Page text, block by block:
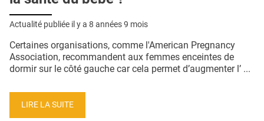
Actualité publiée il y a 8 années 9 mois
Certaines organisations, comme l'American Pregnancy
Association, recommandent aux femmes enceintes de
dormir sur le côté gauche car cela permet d’augmenter l’ ...
LIRE LA SUITE